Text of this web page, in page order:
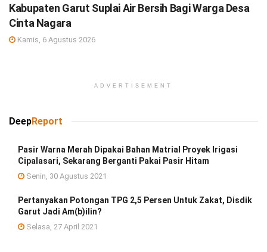
Kabupaten Garut Suplai Air Bersih Bagi Warga Desa
Cinta Nagara
Kamis, 6 Agustus 2026
ADVERTISEMENT
DeepReport
Pasir Warna Merah Dipakai Bahan Matrial Proyek Irigasi
Cipalasari, Sekarang Berganti Pakai Pasir Hitam
Senin, 30 Agustus 2021
Pertanyakan Potongan TPG 2,5 Persen Untuk Zakat, Disdik
Garut Jadi Am(b)ilin?
Selasa, 27 April 2021